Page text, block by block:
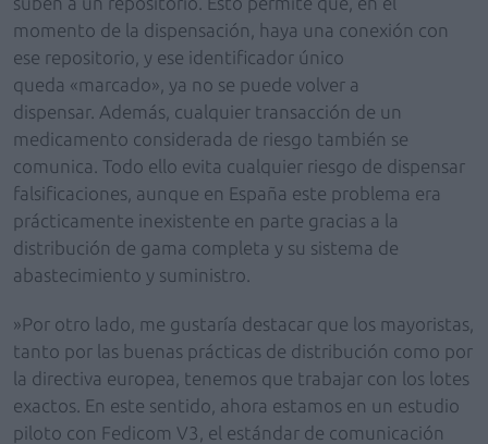
momento de la dispensación, haya una conexión con
ese repositorio, y ese identificador único
queda «marcado», ya no se puede volver a
dispensar. Además, cualquier transacción de un
medicamento considerada de riesgo también se
comunica. Todo ello evita cualquier riesgo de dispensar
falsificaciones, aunque en España este problema era
prácticamente inexistente en parte gracias a la
distribución de gama completa y su sistema de
abastecimiento y suministro.
»Por otro lado, me gustaría destacar que los mayoristas,
tanto por las buenas prácticas de distribución como por
la directiva europea, tenemos que trabajar con los lotes
exactos. En este sentido, ahora estamos en un estudio
piloto con Fedicom V3, el estándar de comunicación